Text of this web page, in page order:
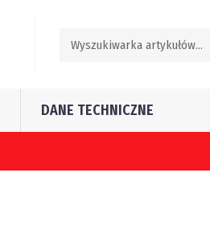
DANE TECHNICZNE